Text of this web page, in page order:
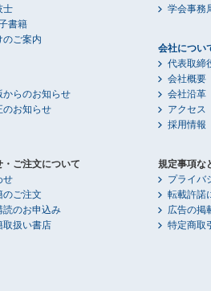
士
書籍
のご案内
からのお知らせ
のお知らせ
・ご注文について
せ
のご注文
読のお申込み
取扱い書店
学会事務
会社につい
代表取締
会社概要
会社沿革
アクセス
採用情報
規定事項な
プライバ
転載許諾
広告の掲
特定商取